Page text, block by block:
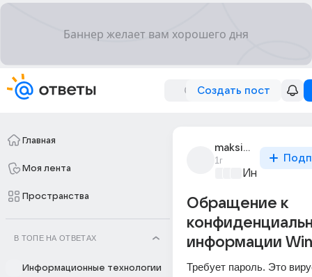
Создать пост
Главная
Моя лента
Пространства
В ТОПЕ НА ОТВЕТАХ
Информационные технологии
maksim_ivanov_1752
1г
Обращение к
информации
Требует пароль. Это